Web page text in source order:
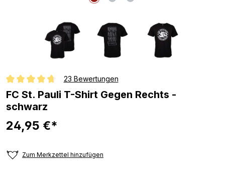
Durchschnittliche Bewertung von 4.8 von 5 Sternen
23 Bewertungen
FC St. Pauli T-Shirt Gegen Rechts -
schwarz
24,95 €*
Zum Merkzettel hinzufügen